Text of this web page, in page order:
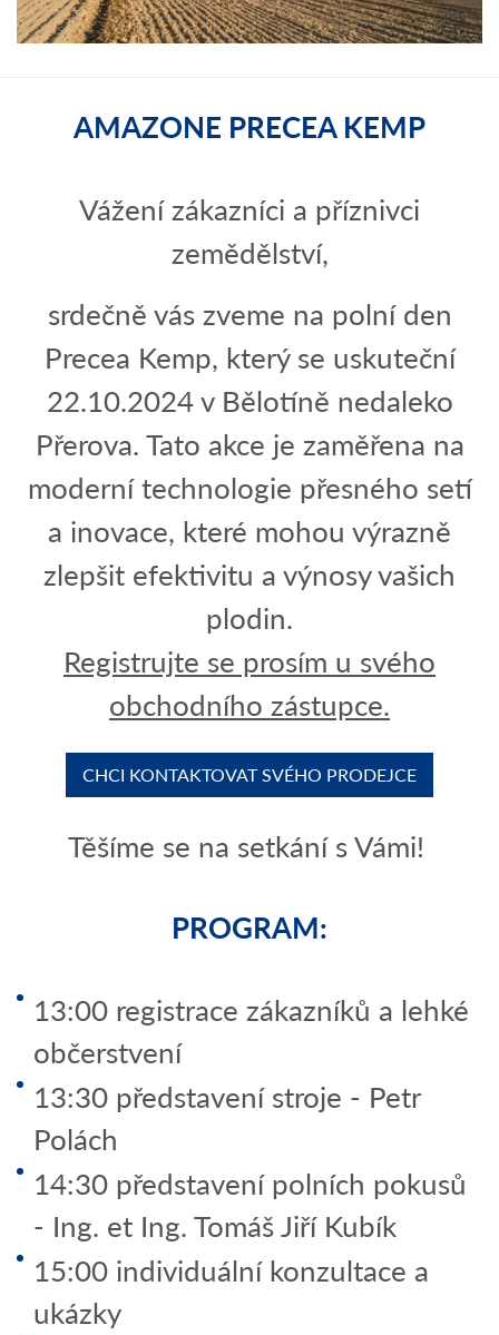
AMAZONE PRECEA KEMP
Vážení zákazníci a příznivci
zemědělství,
srdečně vás zveme na polní den
Precea Kemp, který se uskuteční
22.10.2024 v Bělotíně nedaleko
Přerova. Tato akce je zaměřena na
moderní technologie přesného setí
a inovace, které mohou výrazně
zlepšit efektivitu a výnosy vašich
plodin.
Registrujte se prosím u svého
obchodního zástupce.
CHCI KONTAKTOVAT SVÉHO PRODEJCE
Těšíme se na setkání s Vámi!
PROGRAM:
13:00 registrace zákazníků a lehké
občerstvení
13:30 představení stroje - Petr
Polách
14:30 představení polních pokusů
- Ing. et Ing. Tomáš Jiří Kubík
15:00 individuální konzultace a
ukázky